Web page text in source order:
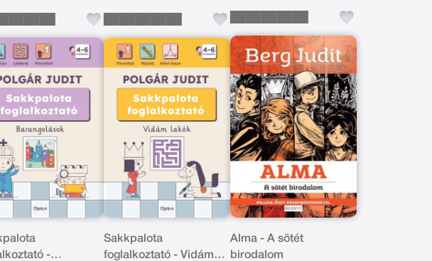
-
Sakkpalota
foglalkoztató - Vidám
Alma - A sötét
birodalom